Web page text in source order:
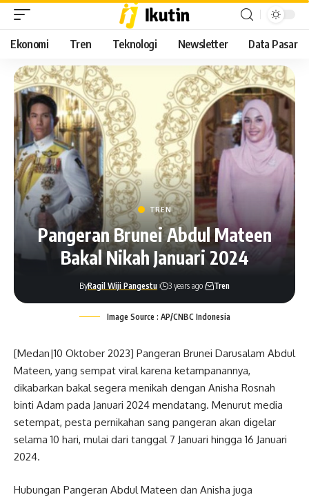
Ekonomi Tren Teknologi Newsletter Data Pasar
TREN
Pangeran Brunei Abdul Mateen
Bakal Nikah Januari 2024
ByRagil Wiji Pangestu 3 years ago Tren
Image Source : AP/CNBC Indonesia
[Medan|10 Oktober 2023] Pangeran Brunei Darusalam Abdul
Mateen, yang sempat viral karena ketampanannya,
dikabarkan bakal segera menikah dengan Anisha Rosnah
binti Adam pada Januari 2024 mendatang. Menurut media
setempat, pesta pernikahan sang pangeran akan digelar
selama 10 hari, mulai dari tanggal 7 Januari hingga 16 Januari
2024.
Hubungan Pangeran Abdul Mateen dan Anisha juga